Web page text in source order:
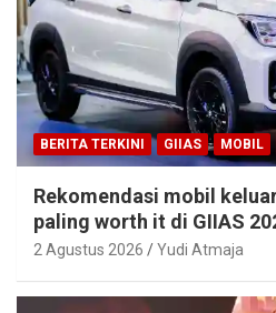
BERITA TERKINI GIIAS MOBIL
Rekomendasi mobil
paling worth it di GIIAS
2 Agustus 2026 Yudi Atmaja